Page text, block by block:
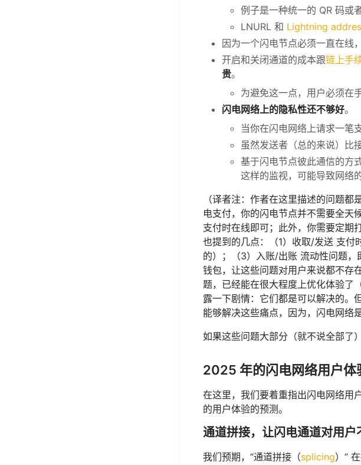
例子是一种统一的 QR 码或
LNURL 和 Lightning
因为一个闪电节点必须一直在线，
开启和关闭通道的成本跟链上手
贵。
为避免这一点，用户必须在
闪电网络上的隐私性还不够好。
当你在闪电网络上请求一笔
虽然发送者（总的来说）比
基于闪电节点彼此通信的方
这样的监视，可能导致网络
（译者注：作者在这里描述的问题
电支付，你的闪电节点并不需要全天
支付时在线即可；此外，你需要定期
也提到的几点：（1）收取/发送 支付
的）；（3）入账/出账 流动性问题
钱包，让这些问题对用户来说都不存
题，已经能在很大程度上优化体验
露一下剧情：它们都是可以解决的。
能够解决这些痛点，因为，闪电网络
如果这些问题大部分（就不说全部了
2025 年的闪电网络用户体
在这里，我们要着重指出闪电网络用
的用户体验的预测。
通道拼接，让闪电通道对用户
我们预期，“通道拼接（splicing）”